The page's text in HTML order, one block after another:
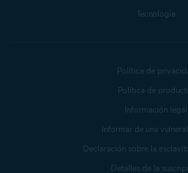
Tecnología
Política de
Política de
Información legal
Informar de una
Declaración sobre la
Detalles de la